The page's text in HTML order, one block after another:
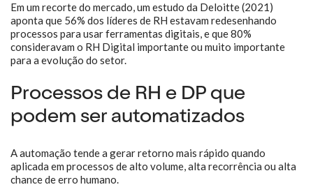
Em um recorte do mercado, um estudo da Deloitte (2021)
aponta que 56% dos líderes de RH estavam redesenhando
processos para usar ferramentas digitais, e que 80%
consideravam o RH Digital importante ou muito importante
para a evolução do setor.
Processos de RH e DP que
podem ser automatizados
A automação tende a gerar retorno mais rápido quando
aplicada em processos de alto volume, alta recorrência ou alta
chance de erro humano.